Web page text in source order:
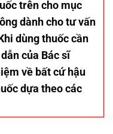
trên cho mục
dành cho tư vấn
dùng thuốc cần
của Bác sĩ
về bất cứ hậu
dựa theo các